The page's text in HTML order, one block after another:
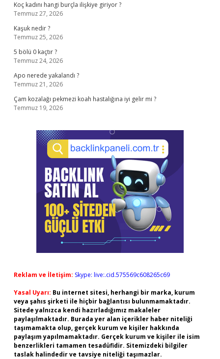
Koç kadını hangi burçla ilişkiye giriyor ?
Temmuz 27, 2026
Kaşuk nedir ?
Temmuz 25, 2026
5 bölü 0 kaçtır ?
Temmuz 24, 2026
Apo nerede yakalandı ?
Temmuz 21, 2026
Çam kozalağı pekmezi koah hastalığına iyi gelir mi ?
Temmuz 19, 2026
Reklam ve İletişim: Skype: live:.cid.575569c608265c69
Yasal Uyarı: Bu internet sitesi, herhangi bir marka, kurum
veya şahıs şirketi ile hiçbir bağlantısı bulunmamaktadır.
Sitede yalnızca kendi hazırladığımız makaleler
paylaşılmaktadır. Burada yer alan içerikler haber niteliği
taşımamakta olup, gerçek kurum ve kişiler hakkında
paylaşım yapılmamaktadır. Gerçek kurum ve kişiler ile isim
benzerlikleri tamamen tesadüfidir. Sitemizdeki bilgiler
taslak halindedir ve tavsiye niteliği taşımazlar.